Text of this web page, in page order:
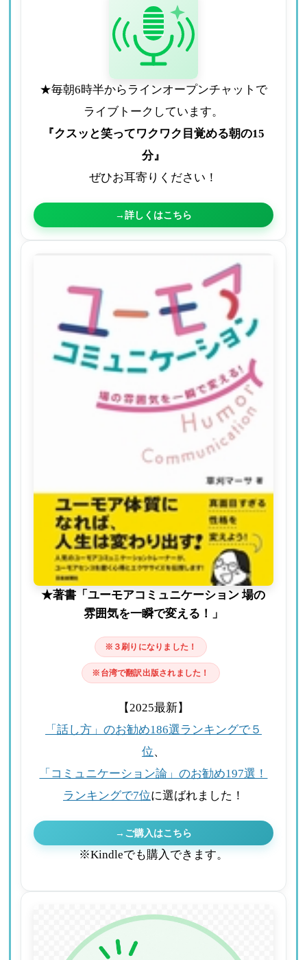
★毎朝6時半からラインオープンチャットで
ライブトークしています。
『クスッと笑ってワクワク目覚める朝の15
分』
ぜひお耳寄りください！
→詳しくはこちら
★著書「ユーモアコミュニケーション 場の
雰囲気を一瞬で変える！」
※３刷りになりました！
※台湾で翻訳出版されました！
【2025最新】
「話し方」のお勧め186選ランキングで５
位、
「コミュニケーション論」のお勧め197選！
ランキングで7位に選ばれました！
→ご購入はこちら
※Kindleでも購入できます。